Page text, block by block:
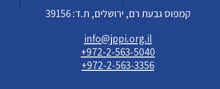
קמפוס גבעת רם, ירושלים, ת.ד: 39156
info@jppi.org.il
+972-2-563-5040
+972-2-563-3356